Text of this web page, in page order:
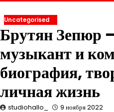
Uncategorised
Брутян Зепюр
музыкант и
биография,
личная жизнь
studiohallo_ 9 ноября 2022